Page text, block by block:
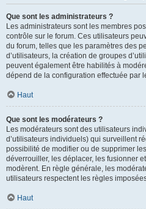
Que sont les administrateurs ?
Les administrateurs sont les membres
contrôle sur le forum. Ces utilisateurs
du forum, telles que les paramètres des
d’utilisateurs, la création de groupes
peuvent également être habilités à
dépend de la configuration effectuée par
Haut
Que sont les modérateurs ?
Les modérateurs sont des utilisateurs
d’utilisateurs individuels) qui surveillent
possibilité de modifier ou de supprimer
déverrouiller, les déplacer, les fusionner
modèrent. En règle générale, les
utilisateurs respectent les règles
Haut